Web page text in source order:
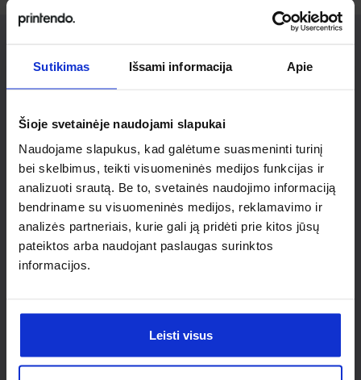
Sutikimas Išsami informacija Apie
Šioje svetainėje naudojami slapukai
Naudojame slapukus, kad galėtume suasmeninti turinį
bei skelbimus, teikti visuomeninės medijos funkcijas ir
analizuoti srautą. Be to, svetainės naudojimo informaciją
bendriname su visuomeninės medijos, reklamavimo ir
analizės partneriais, kurie gali ją pridėti prie kitos jūsų
pateiktos arba naudojant paslaugas surinktos
informacijos.
Leisti visus
Ieškai
individualaus
sprendimo?
Susisiek su mumis dėl
nestandartinio produkto aptarimo.
Susisiekti